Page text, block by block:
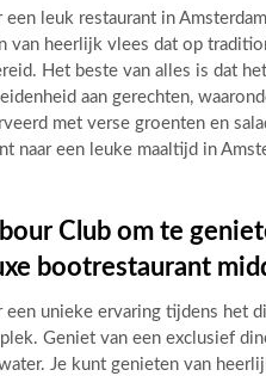
een leuk restaurant in
van heerlijk vlees dat op
Het beste van alles is dat
aan gerechten,
met verse groenten en
naar een leuke maaltijd in
Club om te
bootrestaurant
unieke ervaring tijdens het
Geniet van een exclusief
Je kunt genieten van